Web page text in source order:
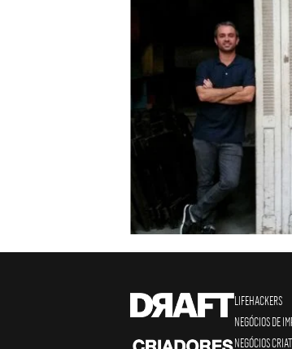
LIFEHACKERS
NEGÓCIOS DE
NEGÓCIOS